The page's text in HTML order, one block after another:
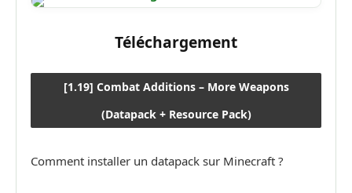
Téléchargement
[1.19] Combat Additions – More Weapons
(Datapack + Resource Pack)
Comment installer un datapack sur Minecraft ?